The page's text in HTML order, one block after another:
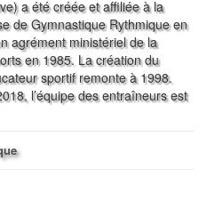
a été créée et affiliée à la
de Gymnastique Rythmique en
agrément ministériel de la
en 1985. La création du
sportif remonte à 1998.
l’équipe des entraîneurs est